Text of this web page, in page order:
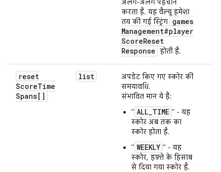
अलग-अलग पहचान
करता है. यह वैल्यू हमेशा
तय की गई स्ट्रिंग games
Management#player
ScoreReset
Response होती है.
reset
ScoreTime
Spans[]
list
अपडेट किए गए स्कोर की
समयावधि.
संभावित मान ये हैं:
" ALL_TIME " - यह
स्कोर अब तक का
स्कोर होता है.
" WEEKLY " - यह
स्कोर, हफ़्ते के हिसाब
से दिया गया स्कोर है.